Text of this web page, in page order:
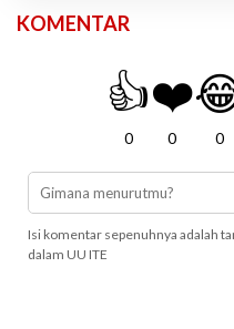
KOMENTAR
👍
0
❤️
0 0
Isi komentar sepenuhnya adalah
dalam UU ITE